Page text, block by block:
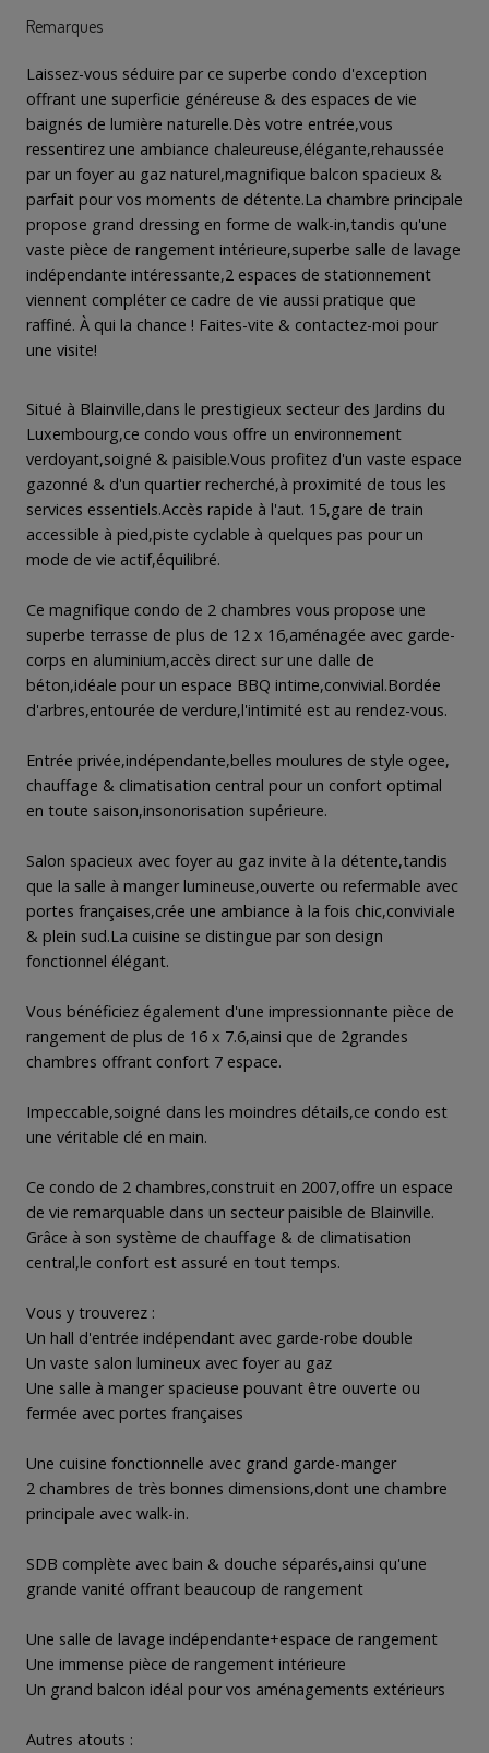
Remarques
Laissez-vous séduire par ce superbe condo d'exception
offrant une superficie généreuse & des espaces de vie
baignés de lumière naturelle.Dès votre entrée,vous
ressentirez une ambiance chaleureuse,élégante,rehaussée
par un foyer au gaz naturel,magnifique balcon spacieux &
parfait pour vos moments de détente.La chambre principale
propose grand dressing en forme de walk-in,tandis qu'une
vaste pièce de rangement intérieure,superbe salle de lavage
indépendante intéressante,2 espaces de stationnement
viennent compléter ce cadre de vie aussi pratique que
raffiné. À qui la chance ! Faites-vite & contactez-moi pour
une visite!
Situé à Blainville,dans le prestigieux secteur des Jardins du
Luxembourg,ce condo vous offre un environnement
verdoyant,soigné & paisible.Vous profitez d'un vaste espace
gazonné & d'un quartier recherché,à proximité de tous les
services essentiels.Accès rapide à l'aut. 15,gare de train
accessible à pied,piste cyclable à quelques pas pour un
mode de vie actif,équilibré.
Ce magnifique condo de 2 chambres vous propose une
superbe terrasse de plus de 12 x 16,aménagée avec garde-
corps en aluminium,accès direct sur une dalle de
béton,idéale pour un espace BBQ intime,convivial.Bordée
d'arbres,entourée de verdure,l'intimité est au rendez-vous.
Entrée privée,indépendante,belles moulures de style ogee,
chauffage & climatisation central pour un confort optimal
en toute saison,insonorisation supérieure.
Salon spacieux avec foyer au gaz invite à la détente,tandis
que la salle à manger lumineuse,ouverte ou refermable avec
portes françaises,crée une ambiance à la fois chic,conviviale
& plein sud.La cuisine se distingue par son design
fonctionnel élégant.
Vous bénéficiez également d'une impressionnante pièce de
rangement de plus de 16 x 7.6,ainsi que de 2grandes
chambres offrant confort 7 espace.
Impeccable,soigné dans les moindres détails,ce condo est
une véritable clé en main.
Ce condo de 2 chambres,construit en 2007,offre un espace
de vie remarquable dans un secteur paisible de Blainville.
Grâce à son système de chauffage & de climatisation
central,le confort est assuré en tout temps.
Vous y trouverez :
Un hall d'entrée indépendant avec garde-robe double
Un vaste salon lumineux avec foyer au gaz
Une salle à manger spacieuse pouvant être ouverte ou
fermée avec portes françaises
Une cuisine fonctionnelle avec grand garde-manger
2 chambres de très bonnes dimensions,dont une chambre
principale avec walk-in.
SDB complète avec bain & douche séparés,ainsi qu'une
grande vanité offrant beaucoup de rangement
Une salle de lavage indépendante+espace de rangement
Une immense pièce de rangement intérieure
Un grand balcon idéal pour vos aménagements extérieurs
Autres atouts :